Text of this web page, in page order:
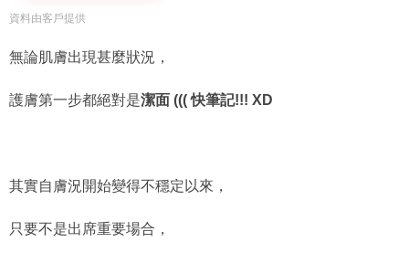
資料由客戶提供
無論肌膚出現甚麼狀況，
護膚第一步都絕對是潔面 ((( 快筆記!!! XD
其實自膚況開始變得不穩定以來，
只要不是出席重要場合，